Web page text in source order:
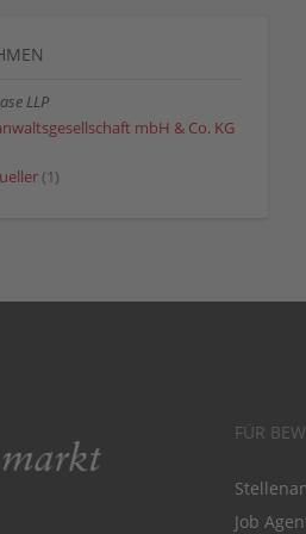
LLP
mbH & Co. KG
(1)
FÜR
Job